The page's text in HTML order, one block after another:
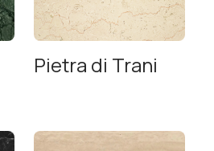
Pietra di Trani